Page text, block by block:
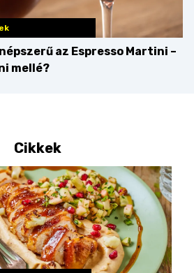
az Espresso Martini –
mellé?
Cikkek